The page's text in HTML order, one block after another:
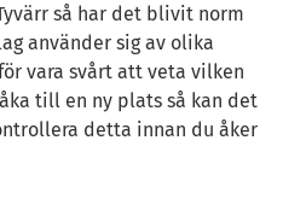
så har det blivit norm
använder sig av olika
vara svårt att veta vilken
till en ny plats så kan det
detta innan du åker